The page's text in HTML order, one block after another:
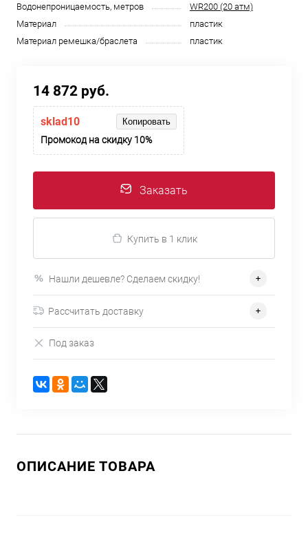
Водонепроницаемость, метров
WR200 (20 атм)
Материал
пластик
Материал ремешка/браслета
пластик
14 872 руб.
sklad10 Копировать
Промокод на скидку 10%
Заказать
Купить в 1 клик
Нашли дешевле? Сделаем скидку!
Рассчитать доставку
Под заказ
ОПИСАНИЕ ТОВАРА